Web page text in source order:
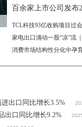
百余家上市公司发布
TCL科技93亿收购项目过
家电出口涌动一股“凉”流
消费市场结构性分化中孕
出口同比增长3.5%
出口同比增长9.2%